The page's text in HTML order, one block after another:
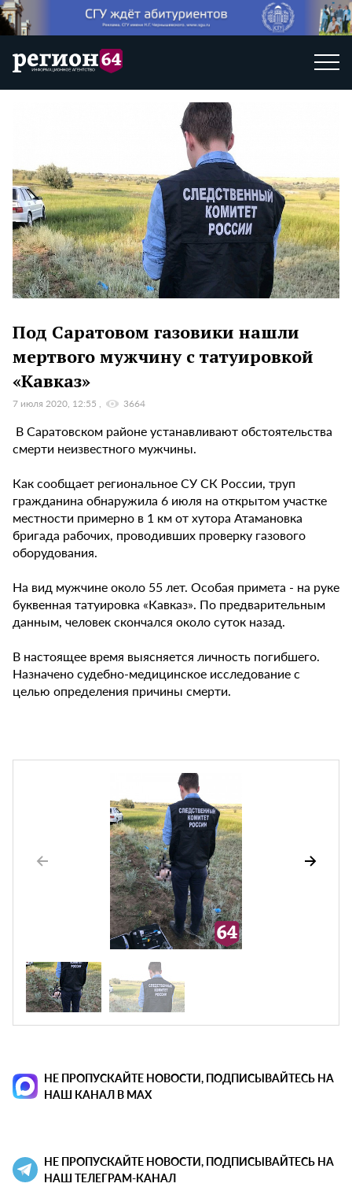
Под Саратовом газовики нашли
мертвого мужчину с татуировкой
«Кавказ»
7 июля 2020, 12:55 3664
В Саратовском районе устанавливают обстоятельства
смерти неизвестного мужчины.
Как сообщает региональное СУ СК России, труп
гражданина обнаружила 6 июля на открытом участке
местности примерно в 1 км от хутора Атамановка
бригада рабочих, проводивших проверку газового
оборудования.
На вид мужчине около 55 лет. Особая примета - на руке
буквенная татуировка «Кавказ». По предварительным
данным, человек скончался около суток назад.
В настоящее время выясняется личность погибшего.
Назначено судебно-медицинское исследование с
целью определения причины смерти.
НЕ ПРОПУСКАЙТЕ НОВОСТИ, ПОДПИСЫВАЙТЕСЬ НА
НАШ КАНАЛ В MAX
НЕ ПРОПУСКАЙТЕ НОВОСТИ, ПОДПИСЫВАЙТЕСЬ НА
НАШ ТЕЛЕГРАМ-КАНАЛ